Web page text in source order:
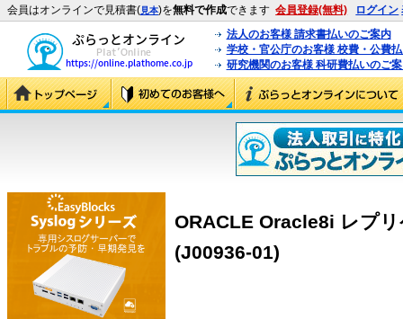
会員はオンラインで見積書(見本)を無料で作成できます 会員登録(無料) ログイン
法人のお客様 請求書払いのご案内
学校・官公庁のお客様 校費・公費
研究機関のお客様 科研費払いのご
ORACLE Oracle8i レプ
(J00936-01)